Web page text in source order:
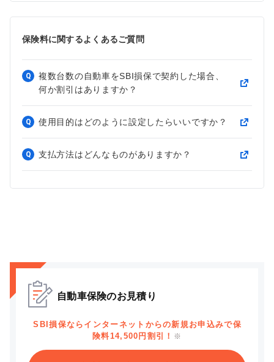
保険料に関するよくあるご質問
Q
複数台数の自動車をSBI損保で契約した場合、
何か割引はありますか？
Q 使用目的はどのように設定したらいいですか？
Q 支払方法はどんなものがありますか？
自動車保険のお見積り
SBI損保ならインターネットからの新規お申込みで保
険料14,500円割引！ ※